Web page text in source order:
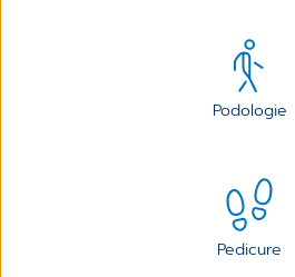
Podologie
Pedicure